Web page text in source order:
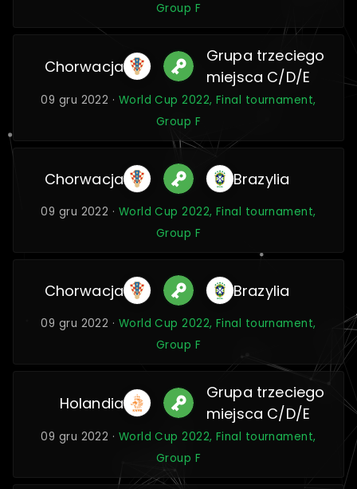
Group F
Chorwacja
Grupa trzeciego
miejsca C/D/E
09 gru 2022 · World Cup 2022, Final tournament,
Group F
Chorwacja Brazylia
09 gru 2022 · World Cup 2022, Final tournament,
Group F
Chorwacja Brazylia
09 gru 2022 · World Cup 2022, Final tournament,
Group F
Holandia
Grupa trzeciego
miejsca C/D/E
09 gru 2022 · World Cup 2022, Final tournament,
Group F